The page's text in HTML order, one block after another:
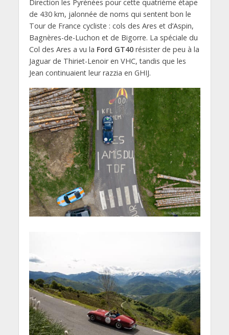
Direction les Pyrénées pour cette quatrième étape
de 430 km, jalonnée de noms qui sentent bon le
Tour de France cycliste : cols des Ares et d’Aspin,
Bagnères-de-Luchon et de Bigorre. La spéciale du
Col des Ares a vu la Ford GT40résister de peu à la
Jaguar de Thiriet-Lenoir en VHC, tandis que les
Jean continuaient leur razzia en GHIJ.